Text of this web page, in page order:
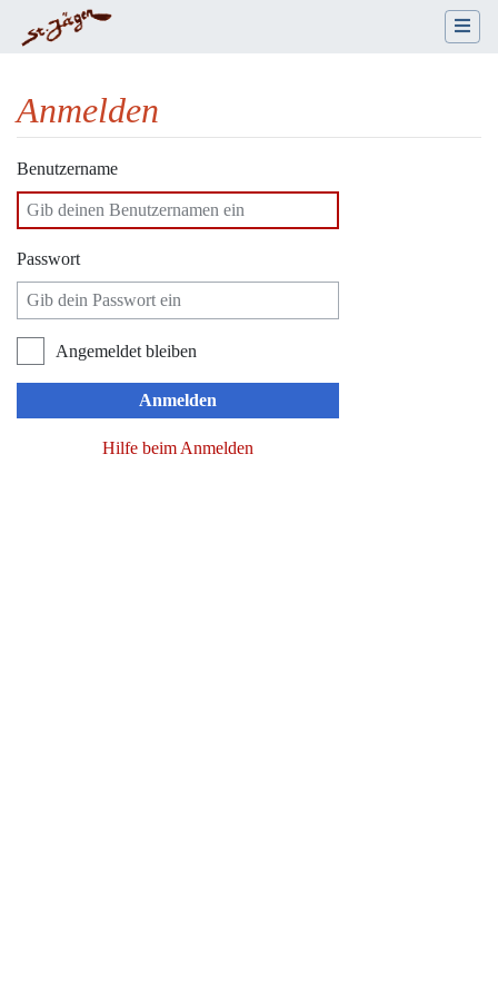
Anmelden
Wechseln zu:Navigation
Benutzername
Passwort
Angemeldet bleiben
Anmelden
Hilfe beim Anmelden